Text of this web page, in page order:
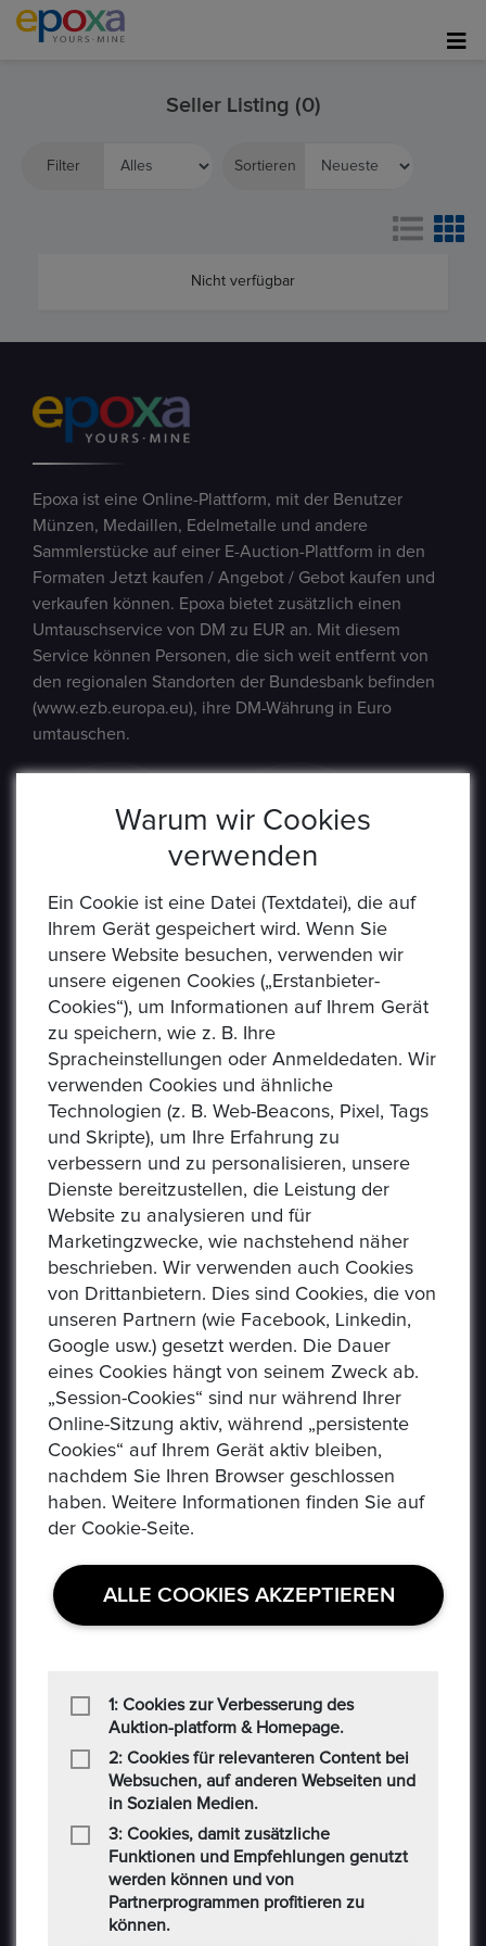
Seller Listing (0)
Filter Sortieren
Nicht verfügbar
Epoxa ist eine Online-Plattform, mit der Benutzer
Münzen, Medaillen, Edelmetalle und andere
Sammlerstücke auf einer E-Auction-Plattform in den
Formaten Jetzt kaufen / Angebot / Gebot kaufen und
verkaufen können. Epoxa bietet zusätzlich einen
Umtauschservice von DM zu EUR an. Mit diesem
Service können Personen, die sich weit entfernt von
den regionalen Standorten der Bundesbank befinden
(www.ezb.europa.eu), ihre DM-Währung in Euro
umtauschen.
USEFUL LINKS
Datenschutzerklaerung
Häufig Gestellte Fragen
Verkäufer Richtlinien
Impressum
Kommissionsgebühren
Allgemeine Bestimmungen
Social-Media AGB
Cookie
CONTACT US
Auf der Hatterwiese 8, 63322 Rödermark
+49 6074 486 6351
+49 6074 486 6352
epoxa@epoxa.de
https://www.epoxa.de
Warum wir Cookies
verwenden
Ein Cookie ist eine Datei (Textdatei), die auf
Ihrem Gerät gespeichert wird. Wenn Sie
unsere Website besuchen, verwenden wir
unsere eigenen Cookies („Erstanbieter-
Cookies“), um Informationen auf Ihrem Gerät
zu speichern, wie z. B. Ihre
Spracheinstellungen oder Anmeldedaten. Wir
verwenden Cookies und ähnliche
Technologien (z. B. Web-Beacons, Pixel, Tags
und Skripte), um Ihre Erfahrung zu
verbessern und zu personalisieren, unsere
Dienste bereitzustellen, die Leistung der
Website zu analysieren und für
Marketingzwecke, wie nachstehend näher
beschrieben. Wir verwenden auch Cookies
von Drittanbietern. Dies sind Cookies, die von
unseren Partnern (wie Facebook, Linkedin,
Google usw.) gesetzt werden. Die Dauer
eines Cookies hängt von seinem Zweck ab.
„Session-Cookies“ sind nur während Ihrer
Online-Sitzung aktiv, während „persistente
Cookies“ auf Ihrem Gerät aktiv bleiben,
nachdem Sie Ihren Browser geschlossen
haben. Weitere Informationen finden Sie auf
der Cookie-Seite.
ALLE COOKIES AKZEPTIEREN
1: Cookies zur Verbesserung des
Auktion-platform & Homepage.
2: Cookies für relevanteren Content bei
Websuchen, auf anderen Webseiten und
in Sozialen Medien.
3: Cookies, damit zusätzliche
Funktionen und Empfehlungen genutzt
werden können und von
Partnerprogrammen profitieren zu
können.